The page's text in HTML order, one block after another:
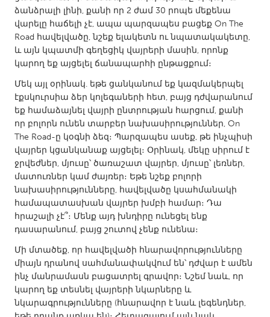
Utrecht
QATAR
Qatar
SINGAPORE
Singapore
UNITED KINGDOM
Glasgow
UNITED STATES
Ann Arbor, MI
Austin, TX
Baltimore, MD
Boston, MA
Burlingame-San Mateo, CA
Cass Clay
Chicago, IL
Cleveland, OH
Detroit, MI
Durham, NC
ձանձրալի լինի, քանի որ 2 ժամ 30 րոպե մեքենա
վարելը հաճելի չէ, ապա պարզապես բացեք On The
Road հավելվածը, նշեք ելակետն ու նպատակակետը,
և այն կպատմի գեղեցիկ վայրերի մասին, որոնք
կարող եք այցելել ճանապարհի ընթացքում։
Մեկ այլ օրինակ. եթե ցանկանում եք կազմակերպել
էքսկուրսիա ձեր կոլեգաների հետ, բայց դժվարանում
եք համաձայնել վայրի ընտրության հարցում, քանի
որ բոլորն ունեն տարբեր նախասիրություններ, On
The Road-ը կօգնի ձեզ։ Պարզապես ասեք, թե ինչպիսի
վայրեր կցանկանաք այցելել։ Օրինակ, մեկը սիրում է
ջրվեժներ, մյուսը՝ ծառաշատ վայրեր, մյուսը՝ լեռներ,
մատուռներ կամ ժայռեր։ Եթե նշեք բոլորի
նախասիրությունները, հավելվածը կսահմանակի
համապատասխան վայրեր խմբի համար։ Դա
հրաշալի չէ՞։ Մենք այդ խնդիրը ունեցել ենք
դասարանում, բայց շուտով չենք ունենա։
Մի մտածեք, որ հավելվածի հնարավորությունները
միայն դրանով սահմանափակվում են՝ դժվար է ամեն
ինչ մանրամասն բացատրել գրավոր։ Նշեմ նաև, որ
կարող եք տեսնել վայրերի նկարները և
նկարագրությունները (հնարավոր է նաև լեգենդներ,